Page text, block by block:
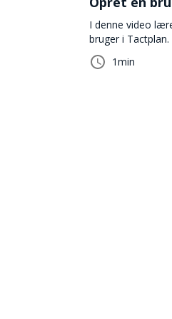
I denne video
bruger i Tactplan.
1min